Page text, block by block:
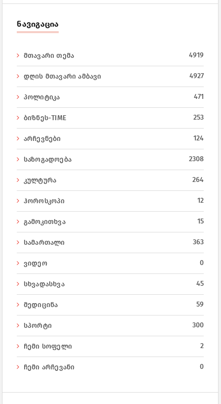
ნავიგაცია
მთავარი თემა 4919
დღის მთავარი ამბავი 4927
პოლიტიკა 471
ბიზნეს-TIME 253
არჩევნები 124
საზოგადოება 2308
კულტურა 264
ჰოროსკოპი 12
გამოკითხვა 15
სამართალი 363
ვიდეო 0
სხვადასხვა 45
მედიცინა 59
სპორტი 300
ჩემი სოფელი 2
ჩემი არჩევანი 0